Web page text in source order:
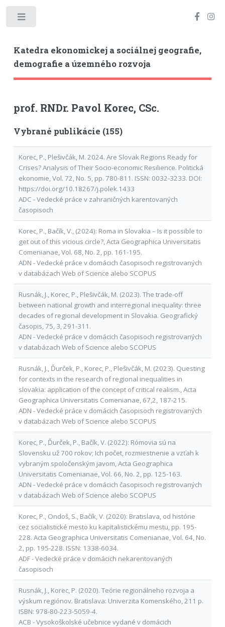
Katedra ekonomickej a sociálnej geografie,
demografie a územného rozvoja
prof. RNDr. Pavol Korec, CSc.
Vybrané publikácie (155)
Korec, P., Plešivčák, M. 2024. Are Slovak Regions Ready for
Crises? Analysis of Their Socio-economic Resilience. Politická
ekonomie, Vol. 72, No. 5, pp. 780-811. ISSN: 0032-3233. DOI:
https://doi.org/10.18267/j.polek.1433
ADC - Vedecké práce v zahraničných karentovaných
časopisoch
Korec, P., Bačík, V., (2024): Roma in Slovakia – Is it possible to
get out of this vicious circle?, Acta Geographica Universitatis
Comenianae, Vol. 68, No. 2, pp. 161-195.
ADN - Vedecké práce v domácich časopisoch registrovaných
v databázach Web of Science alebo SCOPUS
Rusnák, J., Korec, P., Plešivčák, M. (2023). The trade-off
between national growth and interregional inequality: three
decades of regional development in Slovakia. Geografický
časopis, 75, 3, 291-311.
ADN - Vedecké práce v domácich časopisoch registrovaných
v databázach Web of Science alebo SCOPUS
Rusnák, J., Ďurček, P., Korec, P., Plešivčák, M. (2023). Questing
for contexts in the research of regional inequalities in
slovakia: application of the concept of critical realism., Acta
Geographica Universitatis Comenianae, 67,2, 187-215.
ADN - Vedecké práce v domácich časopisoch registrovaných
v databázach Web of Science alebo SCOPUS
Korec, P., Ďurček, P., Bačík, V. (2022): Rómovia sú na
Slovensku už 700 rokov; Ich počet, rozmiestnenie a vzťah k
vybraným spoločenským javom, Acta Geographica
Universitatis Comenianae, Vol. 66, No. 2, pp. 125-163.
ADN - Vedecké práce v domácich časopisoch registrovaných
v databázach Web of Science alebo SCOPUS
Korec, P., Ondoš, S., Bačík, V. (2020): Bratislava, od histórie
cez socialistické mesto ku kapitalistickému mestu, pp. 195-
228. Acta Geographica Universitatis Comenianae, Vol. 64, No.
2, pp. 195-228. ISSN: 1338-6034.
ADF - Vedecké práce v domácich nekarentovaných
časopisoch
Rusnák, J., Korec, P. (2020). Teórie regionálneho rozvoja a
výskum regiónov. Bratislava: Univerzita Komenského, 211 p.
ISBN: 978-80-223-5059-4.
ACB - Vysokoškolské učebnice vydané v domácich